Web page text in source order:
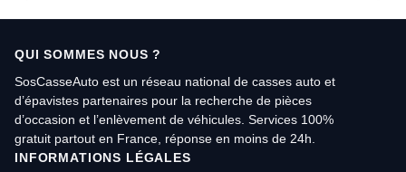
QUI SOMMES NOUS ?
SosCasseAuto est un réseau national de casses auto et
d’épavistes partenaires pour la recherche de pièces
d’occasion et l’enlèvement de véhicules. Services 100%
gratuit partout en France, réponse en moins de 24h.
INFORMATIONS LÉGALES